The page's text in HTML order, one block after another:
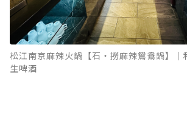
松江南京麻辣火鍋【石‧撈麻辣鴛鴦鍋】｜
生啤酒